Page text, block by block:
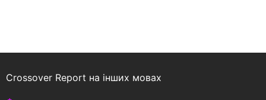
Crossover Report на інших мовах